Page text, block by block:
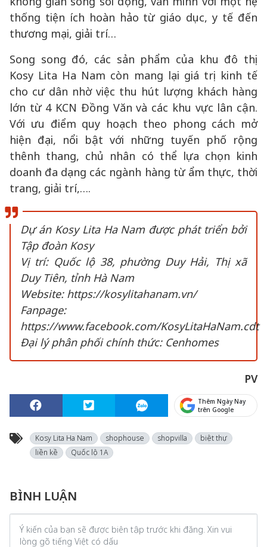
thống tiện ích hoàn hảo từ giáo dục, y tế đến
thương mại, giải trí…
Song song đó, các sản phẩm của khu đô thị
Kosy Lita Ha Nam còn mang lại giá trị kinh tế
cho cư dân nhờ việc thu hút lượng khách hàng
lớn từ 4 KCN Đồng Văn và các khu vực lân cận.
Với ưu điểm quy hoạch theo phong cách mở
hiện đại, nổi bật với những tuyến phố rộng
thênh thang, chủ nhân có thể lựa chọn kinh
doanh đa dạng các ngành hàng từ ẩm thực, thời
trang, giải trí,….
Dự án Kosy Lita Ha Nam được phát triển bởi
Tập đoàn Kosy
Vị trí: Quốc lộ 38, phường Duy Hải, Thị xã
Duy Tiên, tỉnh Hà Nam
Website: https://kosylitahanam.vn/
Fanpage:
https://www.facebook.com/KosyLitaHaNam.cdt
Đại lý phân phối chính thức: Cenhomes
PV
Thêm Ngày Nay
trên Google
Kosy Lita Ha Nam shophouse shopvilla
biệt thự
liền kề
Quốc lộ 1A
BÌNH LUẬN